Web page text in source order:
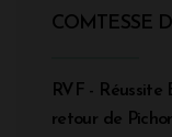
COMTESSE
RVF - Réussite
retour de